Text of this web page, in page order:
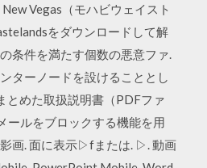
Vegas（モハビウェイスト
をダウンロードして解
条件を満たす個数の悪意ファ.
ターノードを設けることとし
とめた取扱説明書（PDFファ
ールをブロックする機能を用
画. 面に表示▷fまたは. ▷. 動画